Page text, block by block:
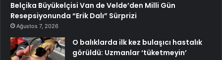
Belçika Büyükelçisi Van de Velde’den Milli Gün
Resepsiyonunda “Erik Dalı” Sürprizi
Ağustos 7, 2026
O balıklarda ilk kez bulaşıcı hastalık
görüldü: Uzmanlar ‘tüketmeyin’